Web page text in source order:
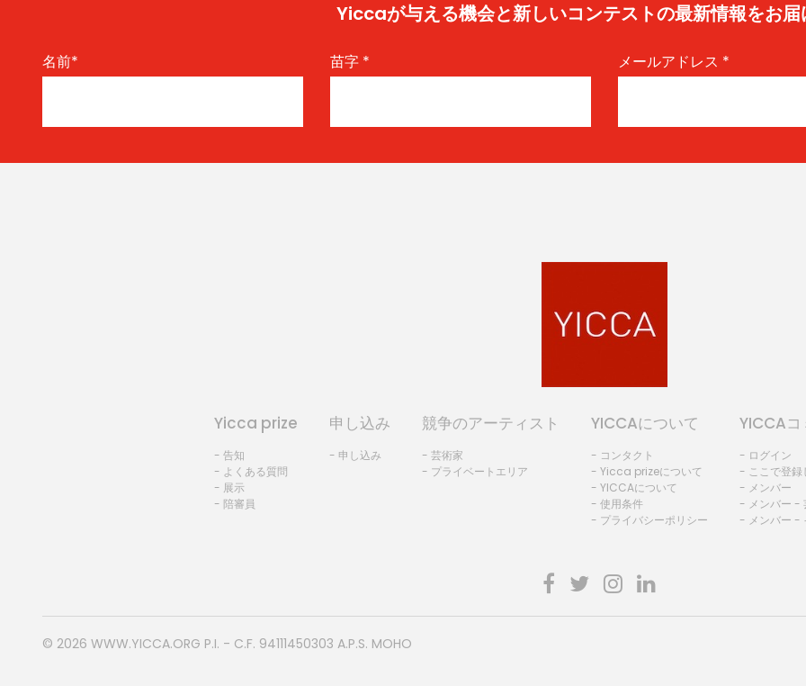
Yiccaが与える機会と新しいコンテストの最新情報をお届
名前* 苗字 * メールアドレス *
Yicca prize
- 告知
- よくある質問
- 展示
- 陪審員
申し込み
- 申し込み
競争のアーティスト
- 芸術家
- プライベートエリア
YICCAについて
- コンタクト
- Yicca prizeについて
- YICCAについて
- 使用条件
- プライバシーポリシー
YICCA
- ログイン
- ここで登録
- メンバー
- メンバー -
- メンバー -
© 2026 WWW.YICCA.ORG P.I. - C.F. 94111450303 A.P.S. MOHO